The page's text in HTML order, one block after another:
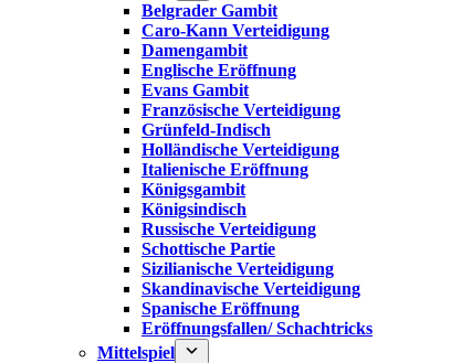
Belgrader Gambit
Caro-Kann Verteidigung
Damengambit
Englische Eröffnung
Evans Gambit
Französische Verteidigung
Grünfeld-Indisch
Holländische Verteidigung
Italienische Eröffnung
Königsgambit
Königsindisch
Russische Verteidigung
Schottische Partie
Sizilianische Verteidigung
Skandinavische Verteidigung
Spanische Eröffnung
Eröffnungsfallen/ Schachtricks
Mittelspiel